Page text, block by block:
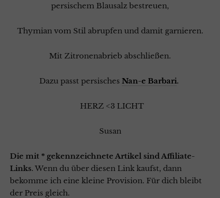
persischem Blausalz bestreuen,
Thymian vom Stil abrupfen und damit garnieren.
Mit Zitronenabrieb abschließen.
Dazu passt persisches Nan-e Barbari.
HERZ <3 LICHT
Susan
Die mit * gekennzeichnete Artikel sind Affiliate-
Links. Wenn du über diesen Link kaufst, dann
bekomme ich eine kleine Provision. Für dich bleibt
der Preis gleich.